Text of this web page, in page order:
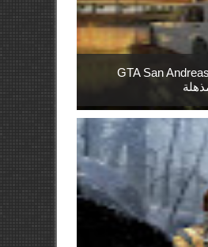
مود جديد تحصل عليه لعبة GTA San Andreas